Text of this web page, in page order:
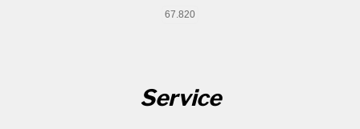
67.820
Service